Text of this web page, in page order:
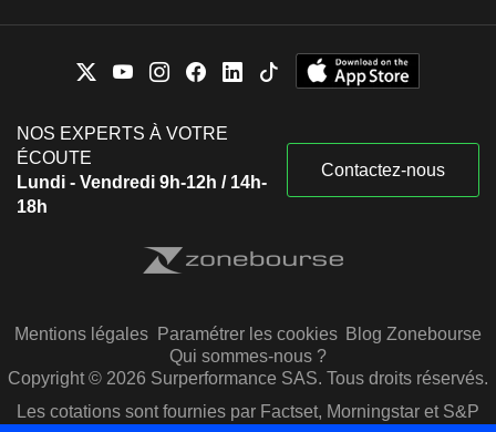
NOS EXPERTS À VOTRE
ÉCOUTE
Lundi - Vendredi 9h-12h / 14h-
18h
Contactez-nous
Mentions légales Paramétrer les cookies Blog Zonebourse
Qui sommes-nous ?
Copyright © 2026 Surperformance SAS. Tous droits réservés.
Les cotations sont fournies par Factset, Morningstar et S&P